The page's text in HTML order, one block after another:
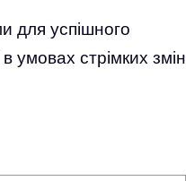
для успішного
умовах стрімких змін